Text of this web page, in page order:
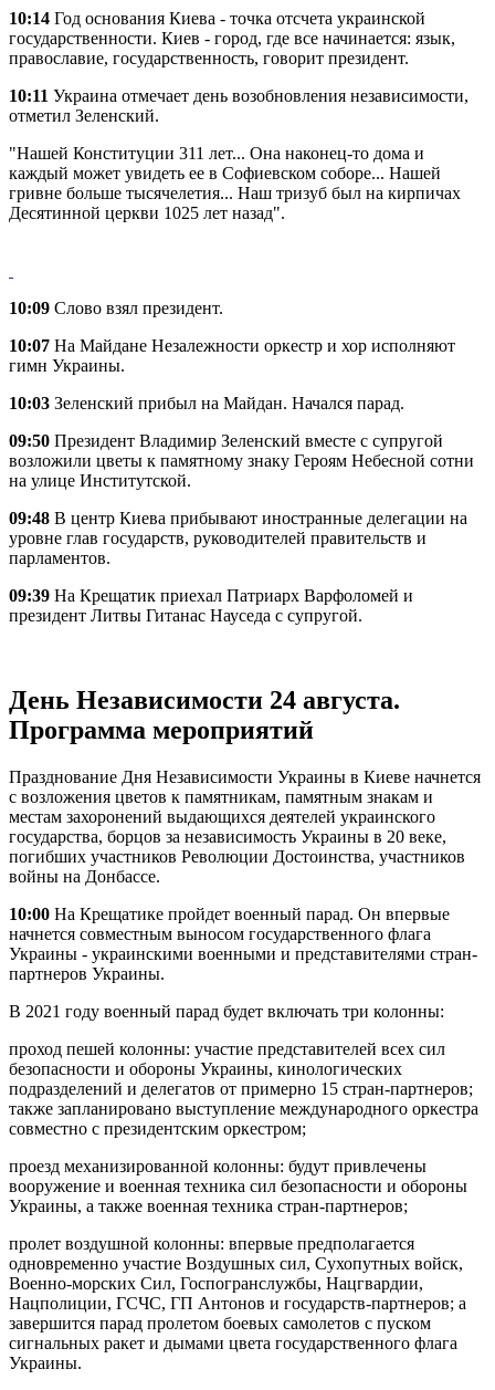
10:14 Год основания Киева - точка отсчета украинской
государственности. Киев - город, где все начинается: язык,
православие, государственность, говорит президент.
10:11 Украина отмечает день возобновления независимости,
отметил Зеленский.
"Нашей Конституции 311 лет... Она наконец-то дома и
каждый может увидеть ее в Софиевском соборе... Нашей
гривне больше тысячелетия... Наш тризуб был на кирпичах
Десятинной церкви 1025 лет назад".
10:09 Слово взял президент.
10:07 На Майдане Незалежности оркестр и хор исполняют
гимн Украины.
10:03 Зеленский прибыл на Майдан. Начался парад.
09:50 Президент Владимир Зеленский вместе с супругой
возложили цветы к памятному знаку Героям Небесной сотни
на улице Институтской.
09:48 В центр Киева прибывают иностранные делегации на
уровне глав государств, руководителей правительств и
парламентов.
09:39 На Крещатик приехал Патриарх Варфоломей и
президент Литвы Гитанас Науседа с супругой.
День Независимости 24 августа.
Программа мероприятий
Празднование Дня Независимости Украины в Киеве начнется
с возложения цветов к памятникам, памятным знакам и
местам захоронений выдающихся деятелей украинского
государства, борцов за независимость Украины в 20 веке,
погибших участников Революции Достоинства, участников
войны на Донбассе.
10:00 На Крещатике пройдет военный парад. Он впервые
начнется совместным выносом государственного флага
Украины - украинскими военными и представителями стран-
партнеров Украины.
В 2021 году военный парад будет включать три колонны:
проход пешей колонны: участие представителей всех сил
безопасности и обороны Украины, кинологических
подразделений и делегатов от примерно 15 стран-партнеров;
также запланировано выступление международного оркестра
совместно с президентским оркестром;
проезд механизированной колонны: будут привлечены
вооружение и военная техника сил безопасности и обороны
Украины, а также военная техника стран-партнеров;
пролет воздушной колонны: впервые предполагается
одновременно участие Воздушных сил, Сухопутных войск,
Военно-морских Сил, Госпогранслужбы, Нацгвардии,
Нацполиции, ГСЧС, ГП Антонов и государств-партнеров; а
завершится парад пролетом боевых самолетов с пуском
сигнальных ракет и дымами цвета государственного флага
Украины.